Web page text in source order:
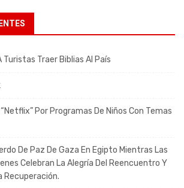
Turistas Traer Biblias Al País
Por Programas De Niños Con Temas
De Paz De Gaza En Egipto Mientras Las
Celebran La Alegría Del Reencuentro Y
Recuperación.